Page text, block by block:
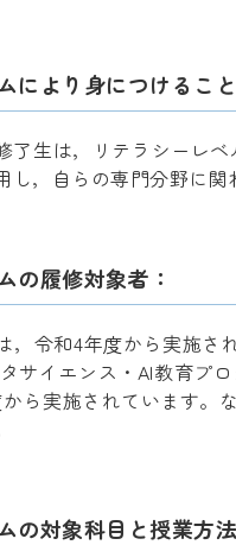
により身につけるこ
了生は，リテラシーレ
し，自らの専門分野に
の履修対象者：
，令和4年度から実施さ
サイエンス・AI教育プ
ら実施されています
の対象科目と授業方